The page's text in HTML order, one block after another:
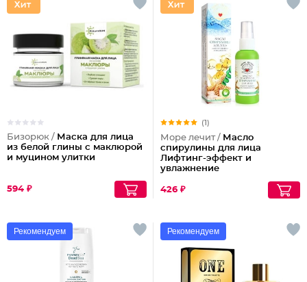
Бизорюк / Маска для лица
из белой глины с маклюрой
и муцином улитки
594 ₽
(1)
Море лечит / Масло
спирулины для лица
Лифтинг-эффект и
увлажнение
426 ₽
Рекомендуем Рекомендуем